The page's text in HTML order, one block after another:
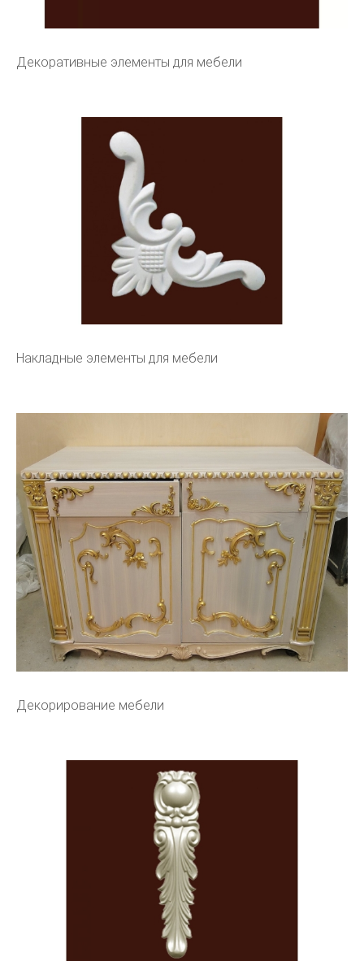
Декоративные элементы для мебели
Накладные элементы для мебели
Декорирование мебели